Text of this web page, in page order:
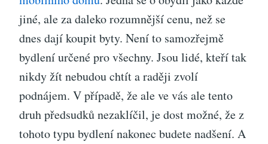
jiné, ale za daleko rozumnější cenu, než se
dnes dají koupit byty. Není to samozřejmě
bydlení určené pro všechny. Jsou lidé, kteří tak
nikdy žít nebudou chtít a raději zvolí
podnájem. V případě, že ale ve vás ale tento
druh předsudků nezaklíčil, je dost možné, že z
tohoto typu bydlení nakonec budete nadšení. A